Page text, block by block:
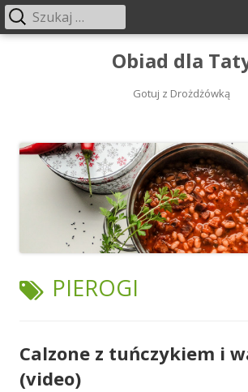
Obiad dla
Gotuj z Drożdżówką
Menu
Szukaj:
TAGI:
PIEROGI
Calzone z tuńczykiem i
(video)